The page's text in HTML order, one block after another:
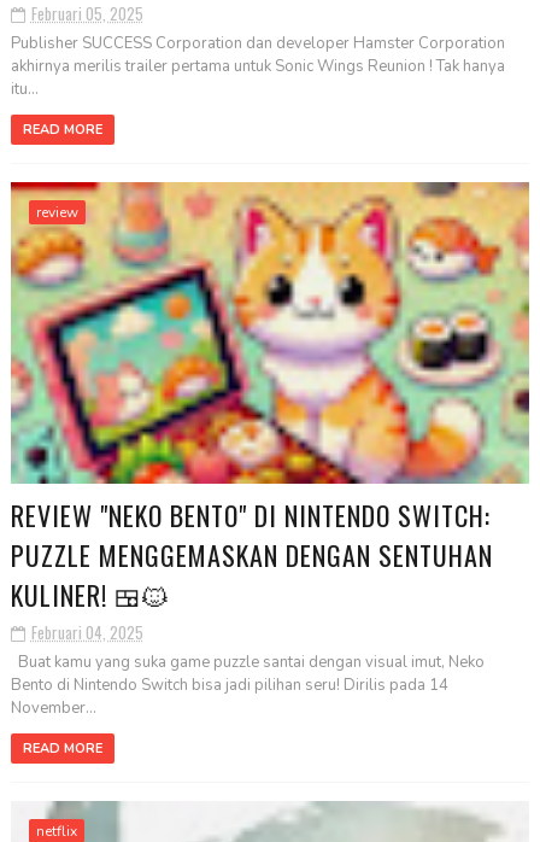
Februari 05, 2025
Publisher SUCCESS Corporation dan developer Hamster Corporation
akhirnya merilis trailer pertama untuk Sonic Wings Reunion ! Tak hanya
itu...
READ MORE
review
REVIEW "NEKO BENTO" DI NINTENDO SWITCH:
PUZZLE MENGGEMASKAN DENGAN SENTUHAN
KULINER! 🍱🐱
Februari 04, 2025
Buat kamu yang suka game puzzle santai dengan visual imut, Neko
Bento di Nintendo Switch bisa jadi pilihan seru! Dirilis pada 14
November...
READ MORE
netflix